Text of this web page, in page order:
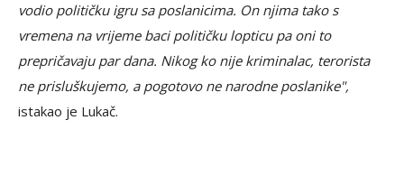
vodio političku igru sa poslanicima. On njima tako s
vremena na vrijeme baci političku lopticu pa oni to
prepričavaju par dana. Nikog ko nije kriminalac, terorista
ne prisluškujemo, a pogotovo ne narodne poslanike",
istakao je Lukač.